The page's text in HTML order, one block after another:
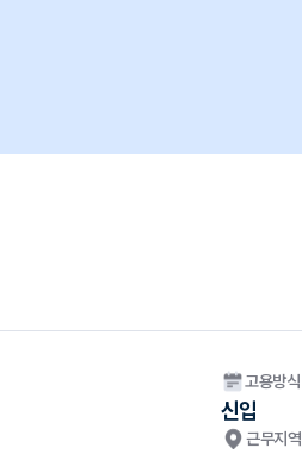
고용방식
신입
근무지역